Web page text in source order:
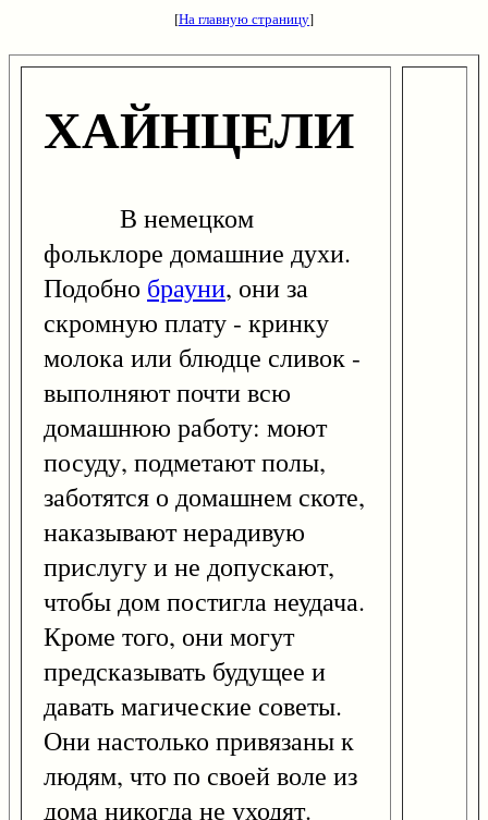
[На главную страницу]
ХАЙНЦЕЛИ
В немецком
фольклоре домашние духи.
Подобно брауни, они за
скромную плату - кринку
молока или блюдце сливок -
выполняют почти всю
домашнюю работу: моют
посуду, подметают полы,
заботятся о домашнем скоте,
наказывают нерадивую
прислугу и не допускают,
чтобы дом постигла неудача.
Кроме того, они могут
предсказывать будущее и
давать магические советы.
Они настолько привязаны к
людям, что по своей воле из
дома никогда не уходят.